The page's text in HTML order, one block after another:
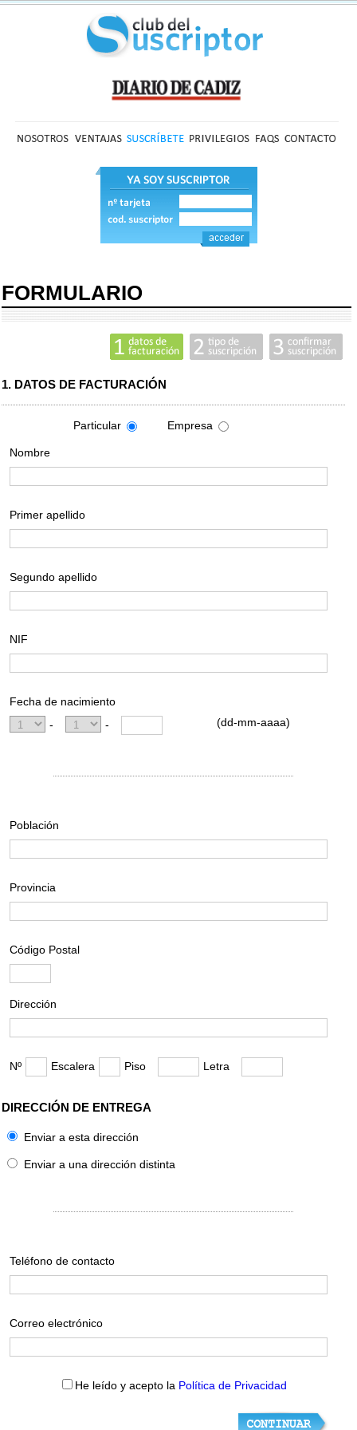
FORMULARIO
1. DATOS DE FACTURACIÓN
Particular Empresa
Nombre
Primer apellido
Segundo apellido
NIF
Fecha de nacimiento
-
- (dd-mm-aaaa)
Población
Provincia
Código Postal
Dirección
Nº Escalera Piso Letra
DIRECCIÓN DE ENTREGA
Enviar a esta dirección
Enviar a una dirección distinta
Teléfono de contacto
Correo electrónico
He leído y acepto la Política de Privacidad